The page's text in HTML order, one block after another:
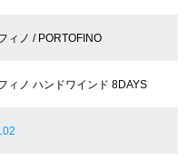
ビス
ィノ / PORTOFINO
ィノ ハンドワインド 8DAYS